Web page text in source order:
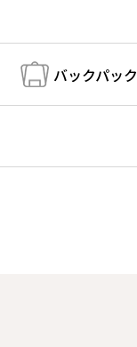
バックパック